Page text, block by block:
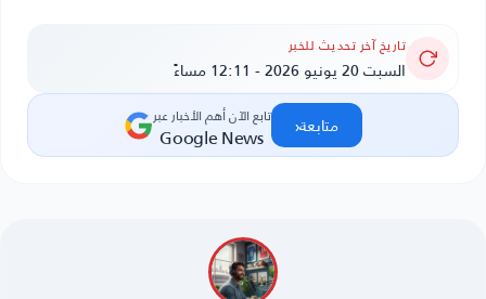
تاريخ آخر تحديث للخبر
السبت 20 يونيو 2026 - 12:11 مساءً
تابع الآن أهم الأخبار عبر
Google News متابعة‹